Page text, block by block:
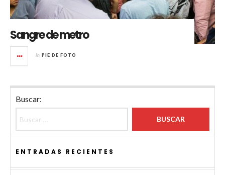
Sangre de metro
in PIE DE FOTO
Buscar:
ENTRADAS RECIENTES